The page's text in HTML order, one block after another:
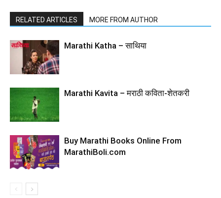
RELATED ARTICLES MORE FROM AUTHOR
Marathi Katha – साथिया
Marathi Kavita – मराठी कविता-शेतकरी
Buy Marathi Books Online From
MarathiBoli.com